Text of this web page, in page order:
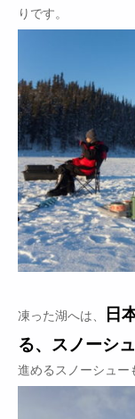
りです。
凍った湖へは、
日
る、スノーシ
進めるスノーシュー